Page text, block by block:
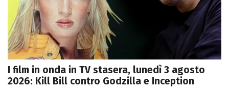
I film in onda in TV stasera, lunedì 3 agosto
2026: Kill Bill contro Godzilla e Inception